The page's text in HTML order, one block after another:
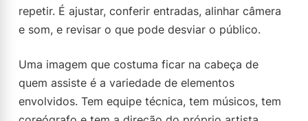
repetir. É ajustar, conferir entradas, alinhar câmera
e som, e revisar o que pode desviar o público.
Uma imagem que costuma ficar na cabeça de
quem assiste é a variedade de elementos
envolvidos. Tem equipe técnica, tem músicos, tem